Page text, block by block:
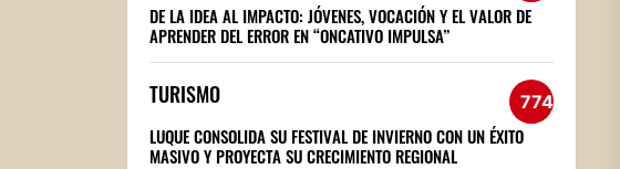
DE LA IDEA AL IMPACTO: JÓVENES, VOCACIÓN Y EL VALOR DE
APRENDER DEL ERROR EN “ONCATIVO IMPULSA”
TURISMO 774
LUQUE CONSOLIDA SU FESTIVAL DE INVIERNO CON UN ÉXITO
MASIVO Y PROYECTA SU CRECIMIENTO REGIONAL